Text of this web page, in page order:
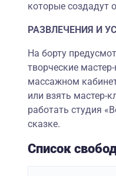
которые создадут
РАЗВЛЕЧЕНИЯ И
На борту
творческие
массажном
или взять мастер-
работать студия
сказке.
Список